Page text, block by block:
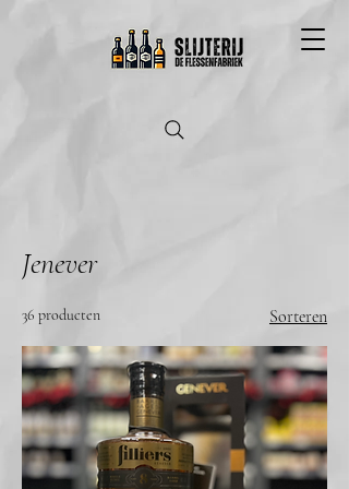
Jenever
36 producten Sorteren